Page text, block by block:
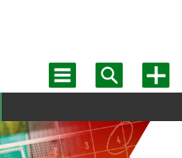
Mostrar
menú
Mostrar
buscadormás